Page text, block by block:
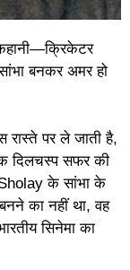
बनकर अमर हो
पर ले जाती है,
दिलचस्प सफर की
के सांभा के
का नहीं था, वह
सिनेमा का